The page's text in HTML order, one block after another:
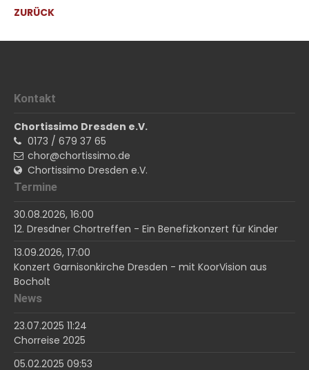
ZURÜCK
Kontakt
Chortissimo Dresden e.V.
0173 / 679 37 65
chor@chortissimo.de
Chortissimo Dresden e.V.
Termine
30.08.2026, 16:00
12. Dresdner Chortreffen - Ein Benefizkonzert für Kinder
13.09.2026, 17:00
Konzert Garnisonkirche Dresden - mit KoorVision aus
Bocholt
News
23.07.2025 11:24
Chorreise 2025
05.02.2025 09:53